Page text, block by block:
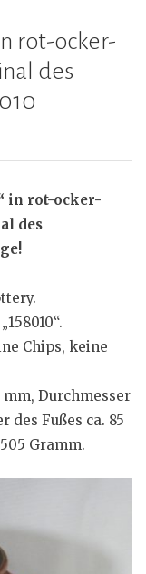
rot-ocker-
des
in rot-ocker-
des
Chips, keine
mm, Durchmesser
des Fußes ca. 85
Gramm.